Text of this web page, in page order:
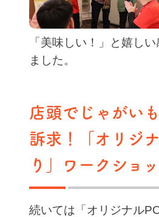
「美味しい！」と嬉し
ました。
店頭でじゃがい
訴求！「オリジ
り」ワークショ
続いては「オリジナル